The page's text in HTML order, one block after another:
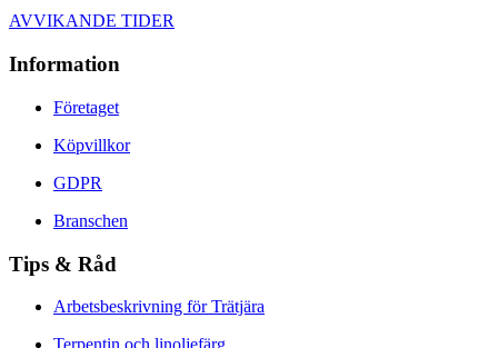
AVVIKANDE TIDER
Information
Företaget
Köpvillkor
GDPR
Branschen
Tips & Råd
Arbetsbeskrivning för Trätjära